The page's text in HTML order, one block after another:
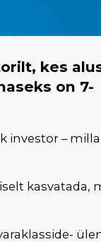
kes
on 7-
investor –
kasvatada,